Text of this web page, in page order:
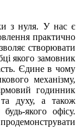
з нуля. У нас є
практично
створювати
якого замовник
Єдине в чому
механізму,
годинник
та духу, а також
якого офісу.